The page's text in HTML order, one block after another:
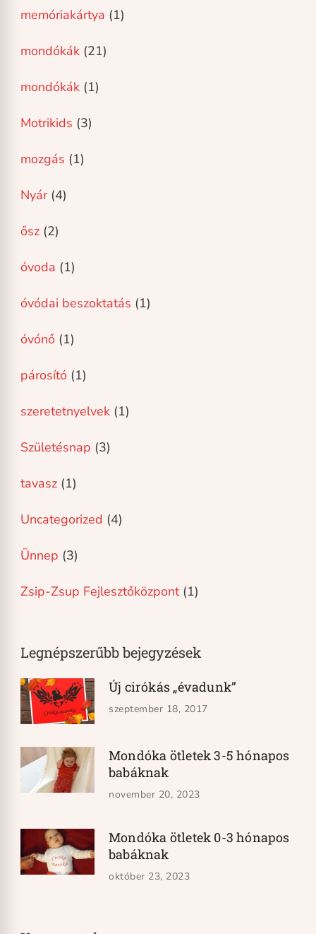
memóriakártya (1)
mondókák (21)
mondókák (1)
Motrikids (3)
mozgás (1)
Nyár(4)
ősz (2)
óvoda (1)
óvódai beszoktatás (1)
óvónő (1)
párosító (1)
szeretetnyelvek (1)
Születésnap (3)
tavasz (1)
Uncategorized (4)
Ünnep (3)
Zsip-Zsup Fejlesztőközpont(1)
Legnépszerűbb bejegyzések
Új cirókás „évadunk”
szeptember 18, 2017
Mondóka ötletek 3-5 hónapos
babáknak
november 20, 2023
Mondóka ötletek 0-3 hónapos
babáknak
október 23, 2023